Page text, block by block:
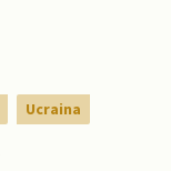
Ucraina